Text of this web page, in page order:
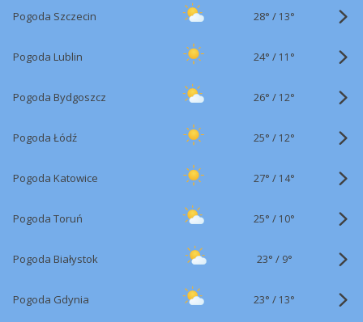
Pogoda Szczecin 28° / 13°
Pogoda Lublin 24° / 11°
Pogoda Bydgoszcz 26° / 12°
Pogoda Łódź 25° / 12°
Pogoda Katowice 27° / 14°
Pogoda Toruń 25° / 10°
Pogoda Białystok 23° / 9°
Pogoda Gdynia 23° / 13°